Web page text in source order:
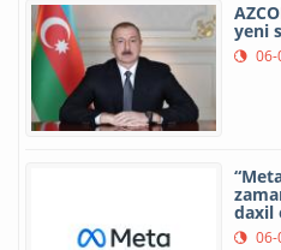
yeni
06-
daxil
06-